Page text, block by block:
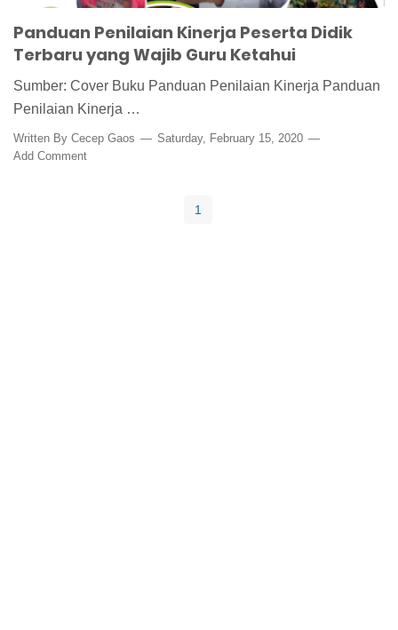
Panduan Penilaian Kinerja Peserta Didik
Terbaru yang Wajib Guru Ketahui
Sumber: Cover Buku Panduan Penilaian Kinerja Panduan
Penilaian Kinerja …
Written By Cecep Gaos
Saturday, February 15, 2020
Add Comment
1